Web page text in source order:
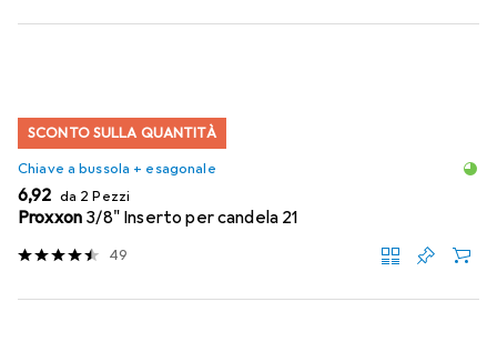
SCONTO SULLA QUANTITÀ
Chiave a bussola + esagonale
EUR
6,92 da 2 Pezzi
Proxxon 3/8" Inserto per candela 21
49